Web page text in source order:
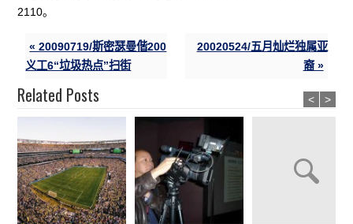
2110。
« 20090719/斯密瑟曼偕200
义工6“垃圾热点”扫街
20020524/五月灿烂独属亚
裔 »
Related Posts < >